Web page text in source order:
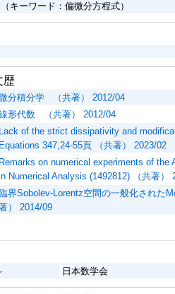
キーワード：偏微分方程式）
歴
分積分学 （共著） 2012/04
形代数 （共著） 2012/04
Lack of the strict dissipativity and
Equations 347,24-55頁 （共著） 2023/02
Remarks on numerical experiments of
Numerical Analysis (1492812) （共著）
界Sobolev-Lorentz空間の一般化された
） 2014/09
日本数学会